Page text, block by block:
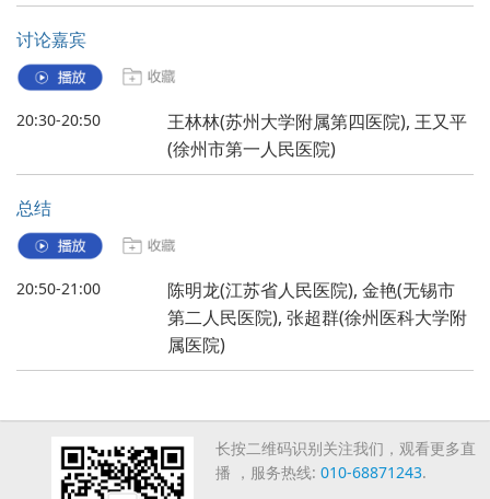
讨论嘉宾
20:30-20:50
王林林(苏州大学附属第四医院), 王又平
(徐州市第一人民医院)
总结
20:50-21:00
陈明龙(江苏省人民医院), 金艳(无锡市
第二人民医院), 张超群(徐州医科大学附
属医院)
长按二维码识别关注我们，观看更多直
播 ，服务热线: 010-68871243.